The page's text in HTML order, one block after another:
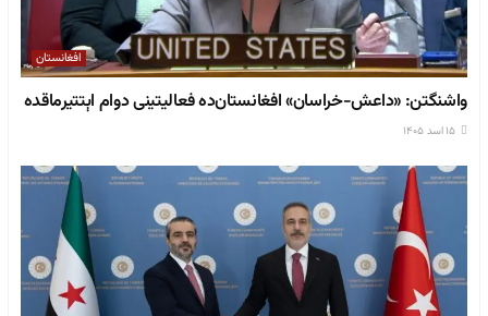
افغانستان
وا‌شنگتن: «داعش-خراسان» افغانستان‌ده فعالیتینی دوام اېتتیرماقده